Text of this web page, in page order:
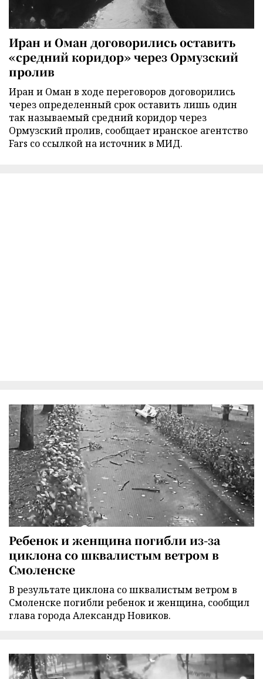
Иран и Оман договорились оставить
«средний коридор» через Ормузский
пролив
Иран и Оман в ходе переговоров договорились
через определенный срок оставить лишь один
так называемый средний коридор через
Ормузский пролив, сообщает иранское агентство
Fars со ссылкой на источник в МИД.
Ребенок и женщина погибли из-за
циклона со шквалистым ветром в
Смоленске
В результате циклона со шквалистым ветром в
Смоленске погибли ребенок и женщина, сообщил
глава города Александр Новиков.